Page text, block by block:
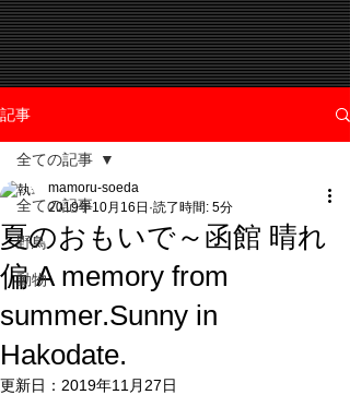
記事
全ての記事
野鳥
動物
全ての記事
夏のおもいで～函館 晴れ
偏 A memory from
summer.Sunny in
Hakodate.
mamoru-soeda
2019年10月16日 読了時間: 5分
更新日： 2019年11月27日